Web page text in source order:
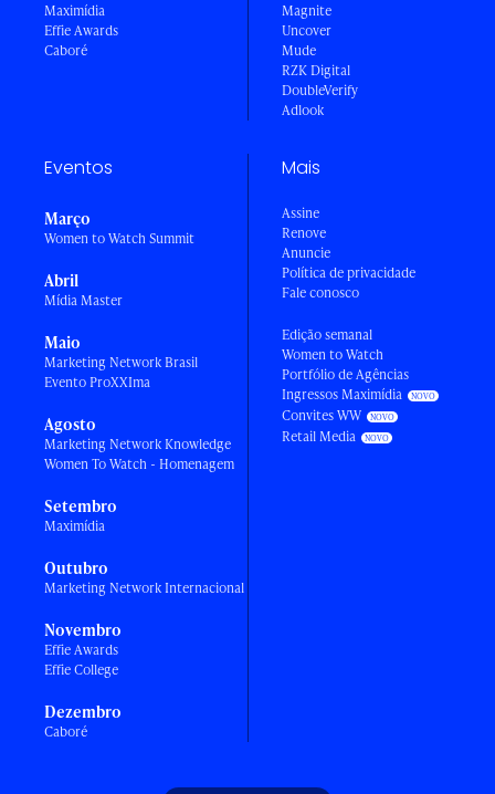
Maximídia
Effie Awards
Caboré
Magnite
Uncover
Mude
RZK Digital
DoubleVerify
Adlook
Eventos
Março
Women to Watch Summit
Abril
Mídia Master
Maio
Marketing Network Brasil
Evento ProXXIma
Agosto
Marketing Network Knowledge
Women To Watch - Homenagem
Setembro
Maximídia
Outubro
Marketing Network Internacional
Novembro
Effie Awards
Effie College
Dezembro
Caboré
Mais
Assine
Renove
Anuncie
Política de privacidade
Fale conosco
Edição semanal
Women to Watch
Portfólio de Agências
Ingressos Maximídia
Convites WW
Retail Media